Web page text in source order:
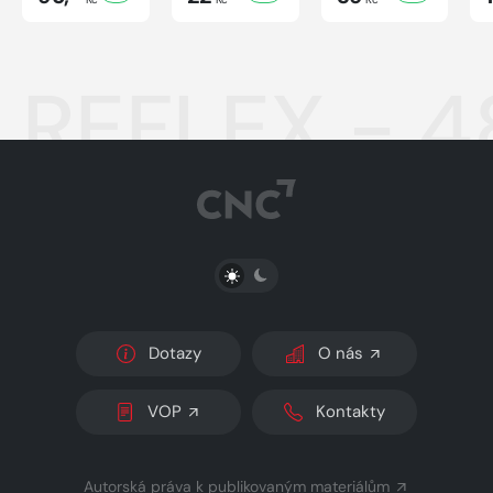
REFLEX -
PŘEPNOUT SVĚTLÝ/TMAVÝ REŽIM
Dotazy O nás
VOP Kontakty
Autorská práva k publikovaným materiálům